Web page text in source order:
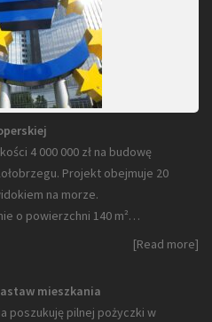
4 000 000 zł na budowę
Projekt obejmuje 20
na morze.
o powierzchni 140 m²…
[Read more]
mieszkania
poszukuję pilnej pożyczki w